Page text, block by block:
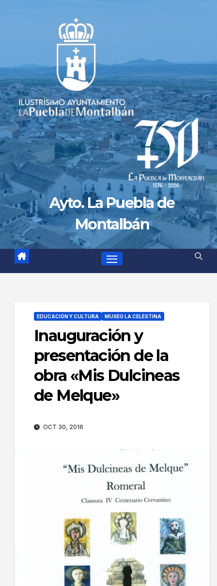
Ayto. La Puebla de
Montalbán
EDUCACIÓN Y CULTURA MUSEO LA CELESTINA
Inauguración y
presentación de la
obra «Mis Dulcineas
de Melque»
OCT 30, 2016